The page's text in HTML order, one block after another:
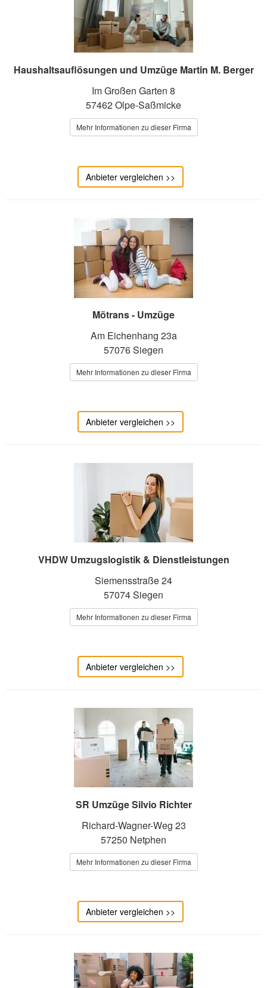
Haushaltsauflösungen und Umzüge Martin M. Berger
Im Großen Garten 8
57462 Olpe-Saßmicke
Mehr Informationen zu dieser Firma
Anbieter vergleichen >>
Mötrans - Umzüge
Am Eichenhang 23a
57076 Siegen
Mehr Informationen zu dieser Firma
Anbieter vergleichen >>
VHDW Umzugslogistik & Dienstleistungen
Siemensstraße 24
57074 Siegen
Mehr Informationen zu dieser Firma
Anbieter vergleichen >>
SR Umzüge Silvio Richter
Richard-Wagner-Weg 23
57250 Netphen
Mehr Informationen zu dieser Firma
Anbieter vergleichen >>